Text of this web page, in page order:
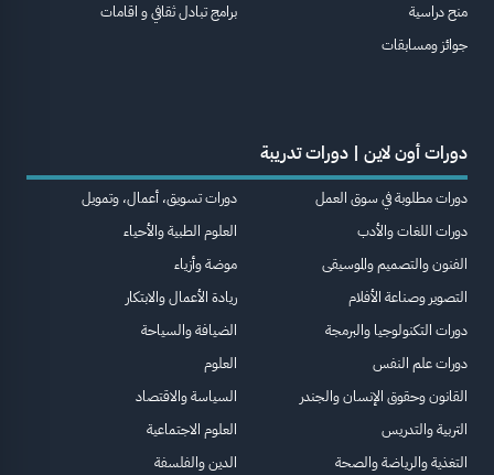
منح دراسية
جوائز ومسابقات
برامج تبادل ثقافي و اقامات
دورات أون لاين | دورات تدريبة
دورات مطلوبة في سوق العمل
دورات اللغات والأدب
الفنون والتصميم والموسيقى
التصوير وصناعة الأفلام
دورات التكنولوجيا والبرمجة
دورات علم النفس
القانون وحقوق الإنسان والجندر
التربية والتدريس
التغذية والرياضة والصحة
دورات تسويق، أعمال، وتمويل
العلوم الطبية والأحياء
موضة وأزياء
ريادة الأعمال والابتكار
الضيافة والسياحة
العلوم
السياسة والاقتصاد
العلوم الاجتماعية
الدين والفلسفة